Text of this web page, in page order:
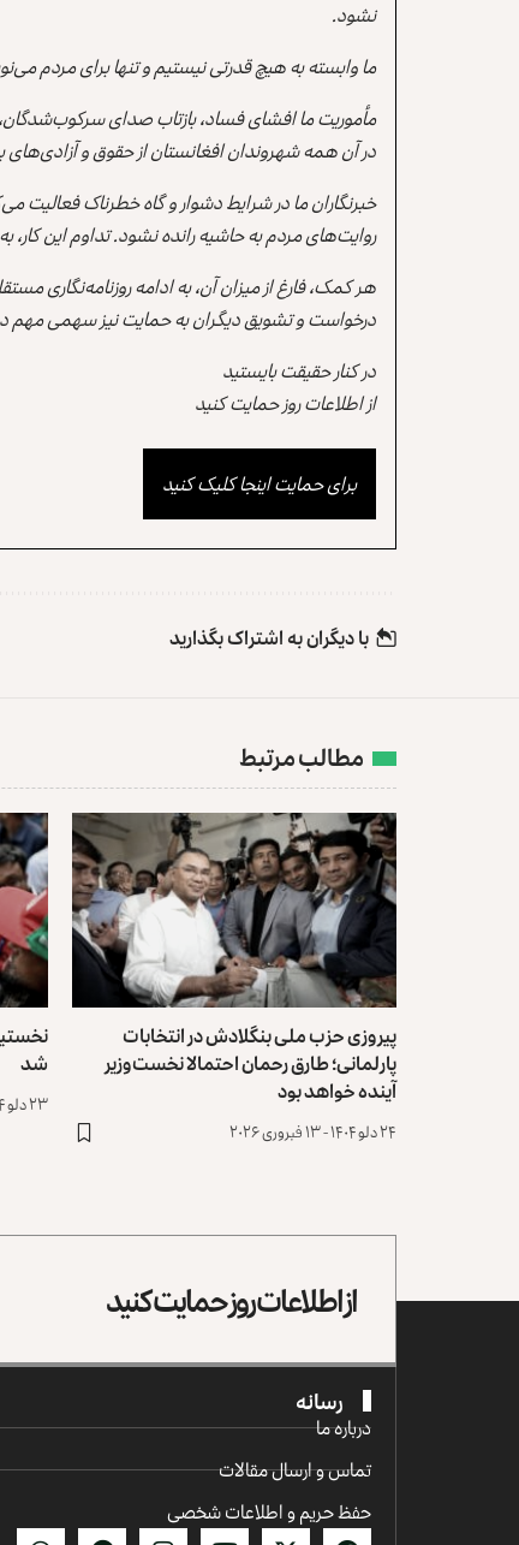
نشود.
ما وابسته به هیچ قدرتی نیستیم و تنها برای مردم
مأموریت ما افشای فساد، بازتاب صدای
در آن همه شهروندان افغانستان از حقوق و آزادی‌های
خبرنگاران ما در شرایط دشوار و گاه خطرناک فعالیت
روایت‌های مردم به حاشیه رانده نشود. تداوم این
هر کمک، فارغ از میزان آن، به ادامه روزنامه‌نگاری
درخواست و تشویق دیگران به حمایت نیز سهمی مهم
در کنار حقیقت بایستید
از اطلاعات روز حمایت کنید
برای حمایت اینجا کلیک کنید
با دیگران به‌‌ اشتراک بگذارید
مطالب مرتبط
پیروزی حزب ملی بنگلادش در انتخابات
پارلمانی؛ طارق رحمان احتمالا نخست‌وزیر
آینده خواهد بود
۲۴ دلو ۱۴۰۴ - ۱۳ فبروری ۲۰۲۶
شد
۲۳ دلو ۱۴۰۴ - ۱۲ فبروری ۲۰۲۶
از اطلاعات روز حمایت کنید
رسانه
درباره ما
تماس و ارسال مقالات
حفظ حریم و اطلاعات شخصی